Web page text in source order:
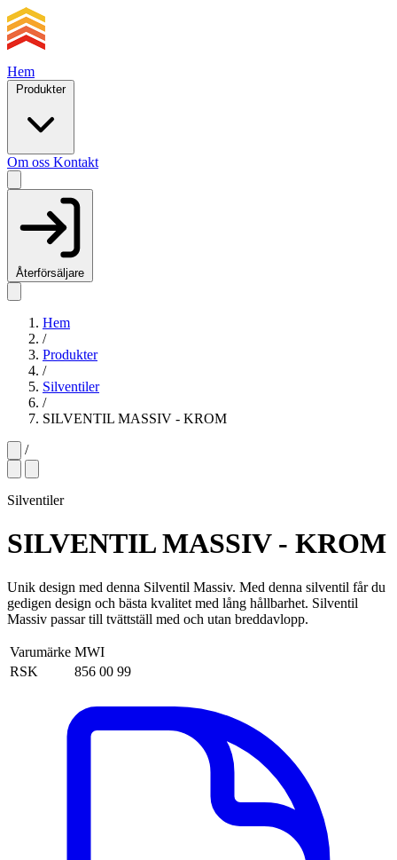
Hem
Produkter
Om oss Kontakt
Återförsäljare
Hem
/
Produkter
/
Silventiler
/
SILVENTIL MASSIV - KROM
/
Silventiler
SILVENTIL MASSIV - KROM
Unik design med denna Silventil Massiv. Med denna silventil får du
gedigen design och bästa kvalitet med lång hållbarhet. Silventil
Massiv passar till tvättställ med och utan breddavlopp.
Varumärke MWI
RSK
856 00 99